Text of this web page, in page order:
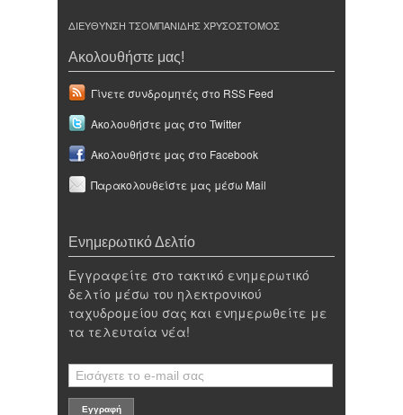
ΔΙΕΥΘΥΝΣΗ ΤΣΟΜΠΑΝΙΔΗΣ ΧΡΥΣΟΣΤΟΜΟΣ
Ακολουθήστε μας!
Γίνετε συνδρομητές στο RSS Feed
Ακολουθήστε μας στο Twitter
Ακολουθήστε μας στο Facebook
Παρακολουθείστε μας μέσω Mail
Ενημερωτικό Δελτίο
Εγγραφείτε στο τακτικό ενημερωτικό
δελτίο μέσω του ηλεκτρονικού
ταχυδρομείου σας και ενημερωθείτε με
τα τελευταία νέα!